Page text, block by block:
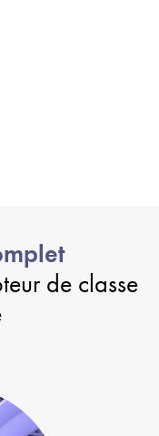
de classe